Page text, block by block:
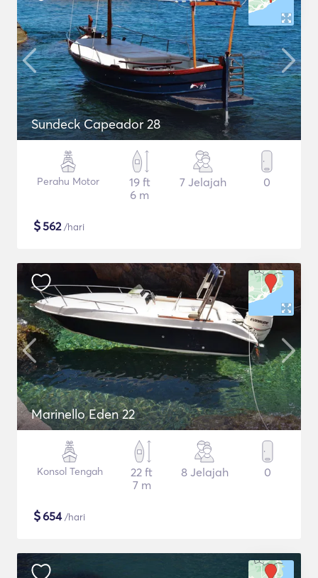
Sundeck Capeador 28
Perahu Motor
19 ft
6 m
7 Jelajah 0
$562/hari
Marinello Eden 22
Konsol Tengah
22 ft
7 m
8 Jelajah 0
$654/hari